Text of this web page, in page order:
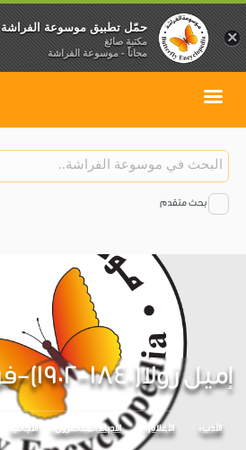
بحث متقدم
إميل زولا(1840-1902)-فرنسا
الأدب الأعلام الأدباء المعاصرون الأجانب
×
حمّل تطبيق موسوعة الفراشة
مكتبة صائغ
مجاناً - موسوعة الفراشة